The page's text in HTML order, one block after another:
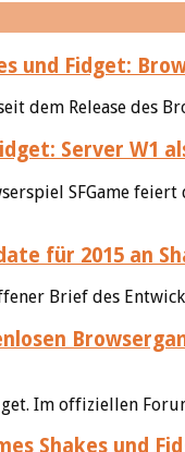
und Fidget:
dem Release des
Server W1
SFGame
Brief des
Im offiziellen
Shakes und